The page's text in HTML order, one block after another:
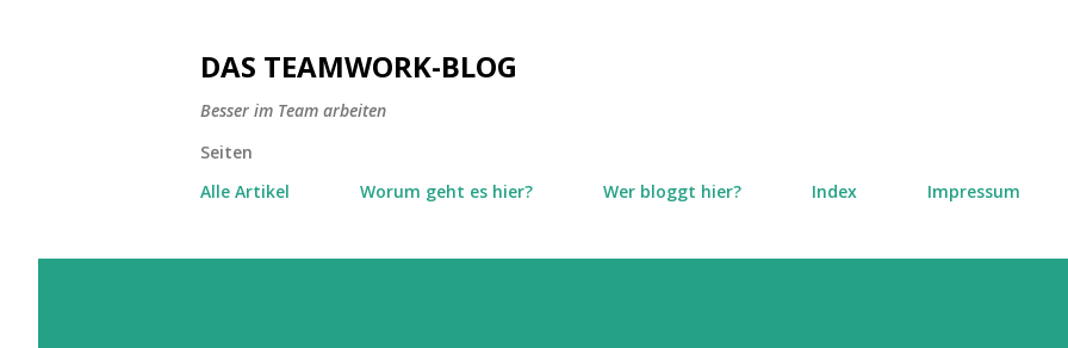
DAS TEAMWORK-BLOG
Besser im Team arbeiten
Seiten
Alle Artikel
Worum geht es hier? Wer bloggt hier? Index Impressum